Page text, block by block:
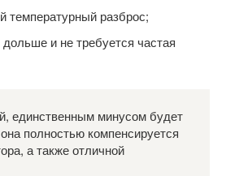
температурный разброс;
дольше и не требуется частая
единственным минусом будет
полностью компенсируется
а также отличной